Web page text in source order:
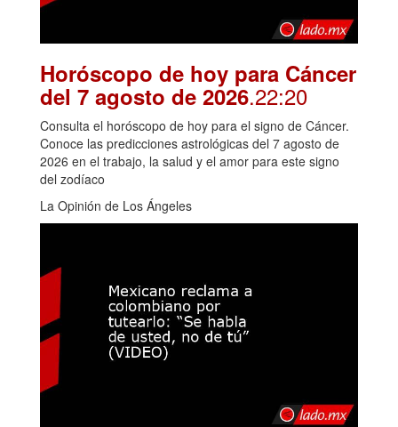
Horóscopo de hoy para Cáncer
del 7 agosto de 2026.22:20
Consulta el horóscopo de hoy para el signo de Cáncer.
Conoce las predicciones astrológicas del 7 agosto de
2026 en el trabajo, la salud y el amor para este signo
del zodíaco
La Opinión de Los Ángeles